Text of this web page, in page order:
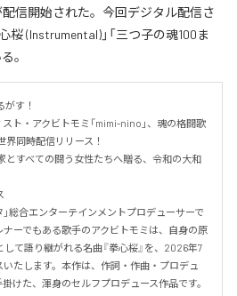
配信開始された。今回デジタル配信さ
桜 (Instrumental)」「三つ子の魂100ま
。
がす！
ト・アクビトモミ「mimi-nino」、魂の格闘歌
界同時配信リリース！
とすべての闘う女性たちへ贈る、令和の大和
」総合エンターテインメントプロデューサーで
ーでもある歌手のアクビトモミは、自身の原
て語り継がれる名曲『拳心桜』を、2026年7
たします。本作は、作詞・作曲・プロデュ
けた、渾身のセルフプロデュース作品です。